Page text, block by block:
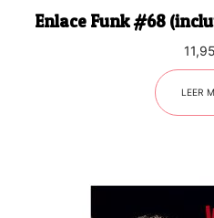
Enlace Funk #68
11,95
LEER